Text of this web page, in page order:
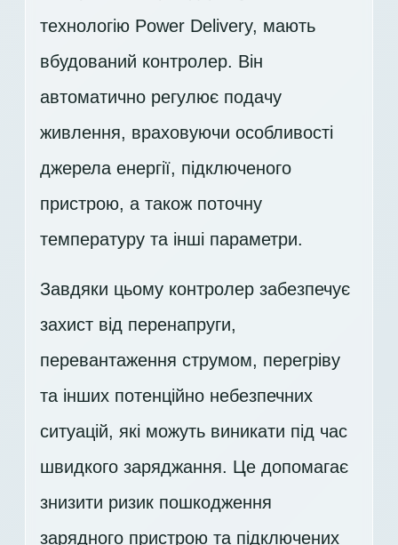
технологію Power Delivery, мають
вбудований контролер. Він
автоматично регулює подачу
живлення, враховуючи особливості
джерела енергії, підключеного
пристрою, а також поточну
температуру та інші параметри.
Завдяки цьому контролер забезпечує
захист від перенапруги,
перевантаження струмом, перегріву
та інших потенційно небезпечних
ситуацій, які можуть виникати під час
швидкого заряджання. Це допомагає
знизити ризик пошкодження
зарядного пристрою та підключених